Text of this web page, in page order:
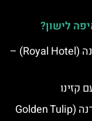
לישון?
מלון רויאל ורנה (Royal Hotel) –
קזינו
גולדן טוליפ ורנה (Golden Tulip